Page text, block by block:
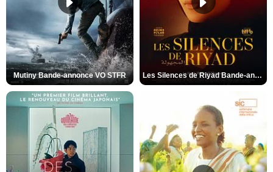
Mutiny Bande-annonce VO STFR Les Silences de Riyad Bande-annonce VO STFR